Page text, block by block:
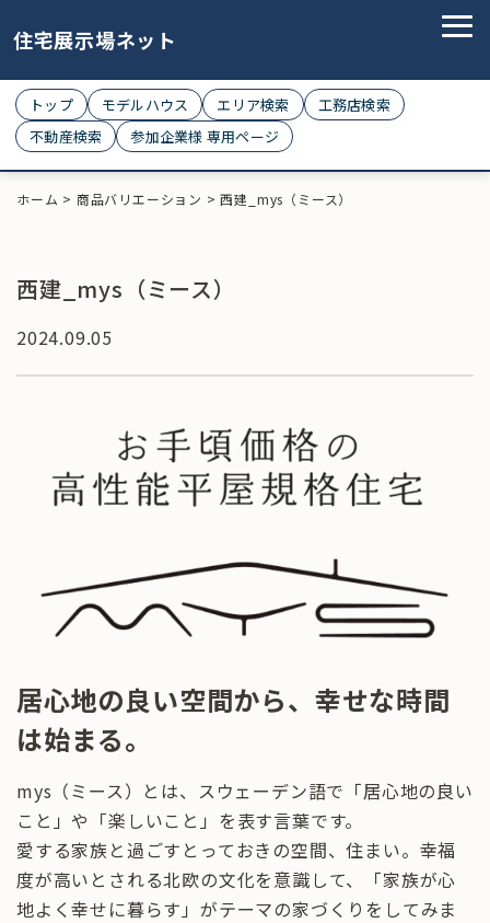
住宅展示場ネット
トップ モデルハウス エリア検索
工務店検索
不動産検索
参加企業様 専用ページ
ホーム > 商品バリエーション >西建_mys（ミース）
西建_mys（ミース）
2024.09.05
居心地の良い空間から、幸せな時間
は始まる。
mys（ミース）とは、スウェーデン語で「居心地の良い
こと」や「楽しいこと」を表す言葉です。
愛する家族と過ごすとっておきの空間、住まい。幸福
度が高いとされる北欧の文化を意識して、「家族が心
地よく幸せに暮らす」がテーマの家づくりをしてみま